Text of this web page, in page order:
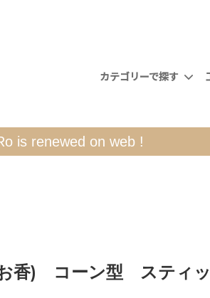
カテゴリーで探す
人形（くるみ割り）
ライフェンドレーエン
CoCoRo博物館
配送について
is renewed on web !
香) コーン型 スティ